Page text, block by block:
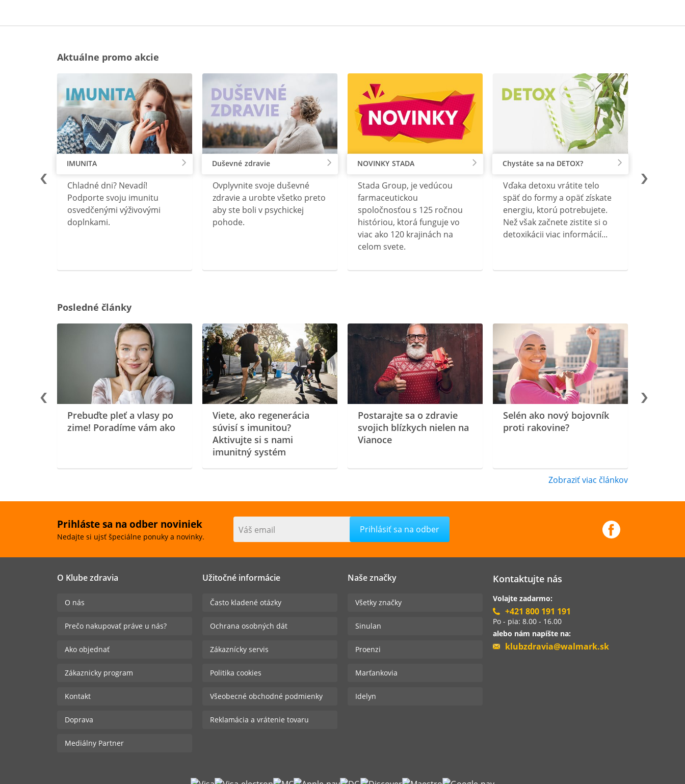
Aktuálne promo akcie
IMUNITA
Chladné dni? Nevadí!
Podporte svoju imunitu
osvedčenými výživovými
doplnkami.
Duševné zdravie
Ovplyvnite svoje duševné
zdravie a urobte všetko preto
aby ste boli v psychickej
pohode.
NOVINKY STADA
Stada Group, je vedúcou
farmaceutickou
spoločnosťou s 125 ročnou
históriou, ktorá funguje vo
viac ako 120 krajinách na
celom svete.
Chystáte sa na DETOX?
Vďaka detoxu vrátite telo
späť do formy a opäť získate
energiu, ktorú potrebujete.
Než však začnete zistite si o
detoxikácii viac informácií...
Posledné články
Prebuďte pleť a vlasy po
zime! Poradíme vám ako
Viete, ako regenerácia
súvisí s imunitou?
Aktivujte si s nami
imunitný systém
Postarajte sa o zdravie
svojich blízkych nielen na
Vianoce
Selén ako nový bojovník
proti rakovine?
Zobraziť viac článkov
Prihláste sa na odber noviniek
Nedajte si ujsť špeciálne ponuky a novinky.
Váš email
O Klube zdravia
O nás
Prečo nakupovať práve u nás?
Ako objednať
Zákaznicky program
Kontakt
Doprava
Mediálny Partner
Užitočné informácie
Často kladené otázky
Ochrana osobných dát
Zákaznícky servis
Politika cookies
Všeobecné obchodné podmienky
Reklamácia a vrátenie tovaru
Naše značky
Všetky značky
Sinulan
Proenzi
Marťankovia
Idelyn
Kontaktujte nás
Volajte zadarmo:
+421 800 191 191
Po - pia: 8.00 - 16.00
alebo nám napíšte na:
klubzdravia@walmark.sk